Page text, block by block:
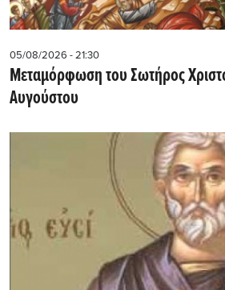
05/08/2026 - 21:30
Μεταμόρφωση του Σωτήρος
Αυγούστου